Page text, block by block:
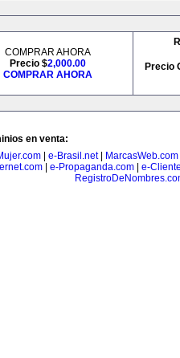
COMPRAR AHORA
Precio $2,000.00
COMPRAR AHORA
Precio
en venta:
| e-Brasil.net| MarcasWeb.com
| e-Propaganda.com| e-